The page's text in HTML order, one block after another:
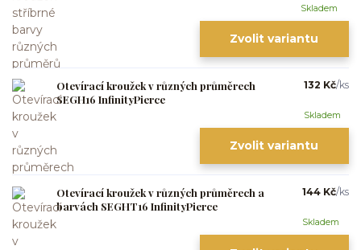
Skladem
Zvolit variantu
Otevírací kroužek v různých průměrech
SEGH16 InfinityPierce
132 Kč/ks
Skladem
Zvolit variantu
Otevírací kroužek v různých průměrech a
barvách SEGHT16 InfinityPierce
144 Kč/ks
Skladem